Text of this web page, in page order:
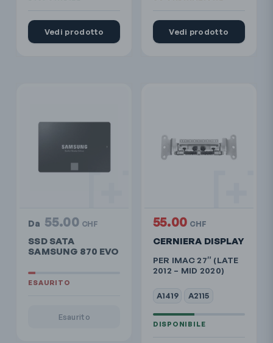
Vedi prodotto Vedi prodotto
SSD SATA
SAMSUNG 870 EVO
Da 55.00 CHF
Esaurito
CERNIERA DISPLAY
PER IMAC 27″ (LATE
2012 – MID 2020)
A1419 A2115
55.00 CHF